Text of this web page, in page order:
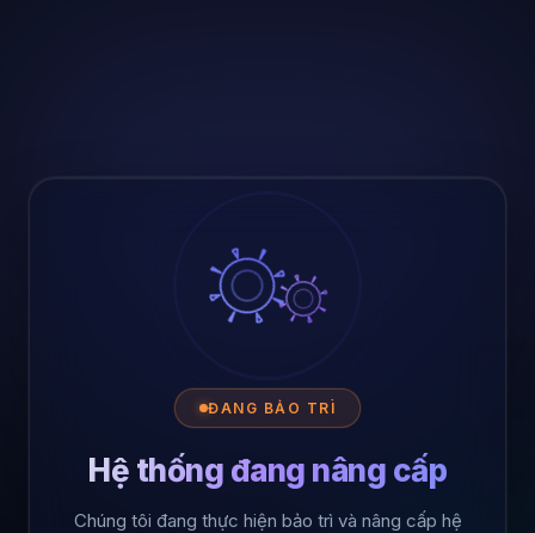
ĐANG BẢO TRÌ
Hệ thống đang nâng cấp
Chúng tôi đang thực hiện bảo trì và nâng cấp hệ